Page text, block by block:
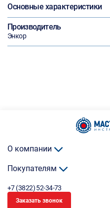
Основные характеристики
Производитель
Энкор
О компании
Покупателям
+7 (3822) 52-34-73
Заказать звонок